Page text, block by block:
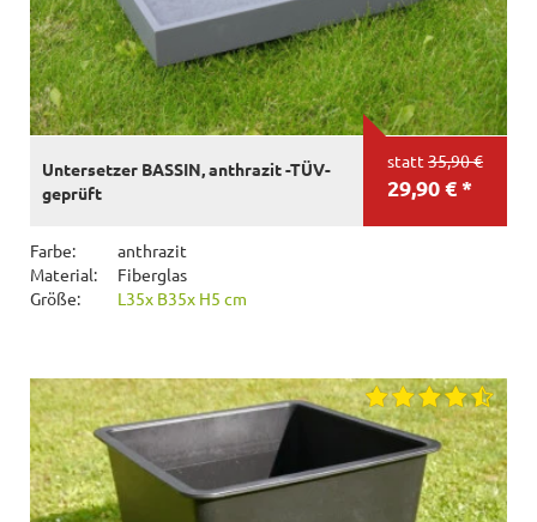
statt 35,90 €
29,90 € *
Untersetzer BASSIN, anthrazit -TÜV-
geprüft
Farbe:
anthrazit
Material:
Fiberglas
Größe:
L35x B35x H5 cm